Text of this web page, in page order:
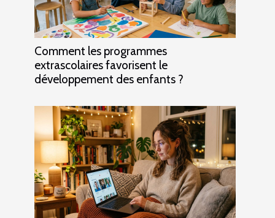
Comment les programmes
extrascolaires favorisent le
développement des enfants ?